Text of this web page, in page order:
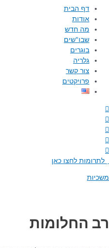
דף הבית
אודות
מה חדש
שבו"שים
בוגרים
גלריה
צור קשר
פרויקטים
לתרומות לחצו כאן
משכיות
רב החלומות